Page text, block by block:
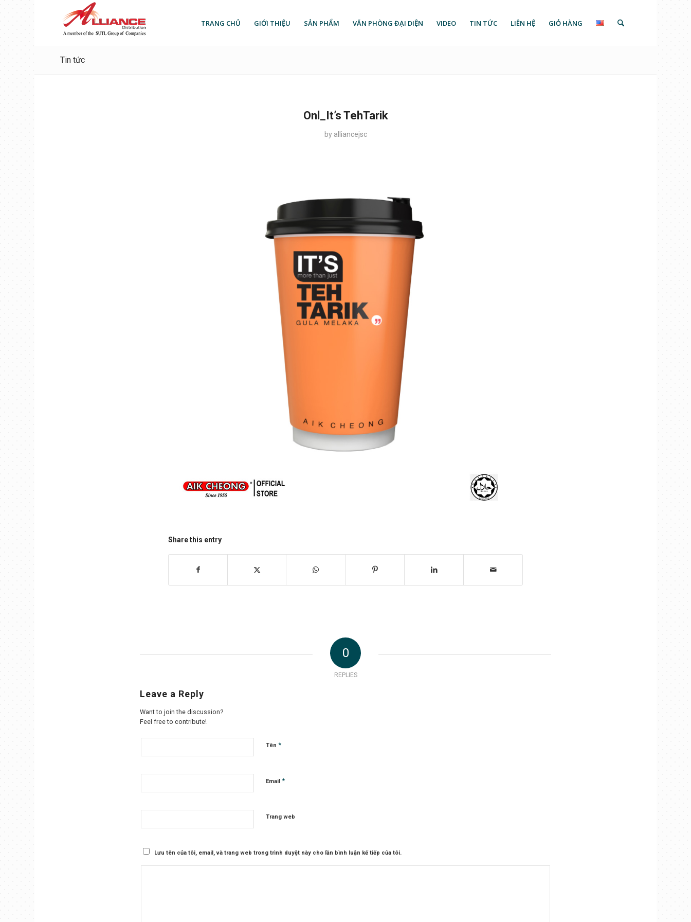
TRANG CHỦ GIỚI THIỆU SẢN PHẨM VĂN PHÒNG ĐẠI DIỆN VIDEO TIN TỨC LIÊN HỆ GIỎ HÀNG
Tin tức
Onl_It’s TehTarik
by alliancejsc
Share this entry
0
REPLIES
Leave a Reply
Want to join the discussion?
Feel free to contribute!
Tên *
Email *
Trang web
Lưu tên của tôi, email, và trang web trong trình duyệt này cho lần bình luận kế tiếp của tôi.